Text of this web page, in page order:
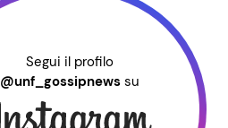
Segui il profilo
@unf_gossipnews su